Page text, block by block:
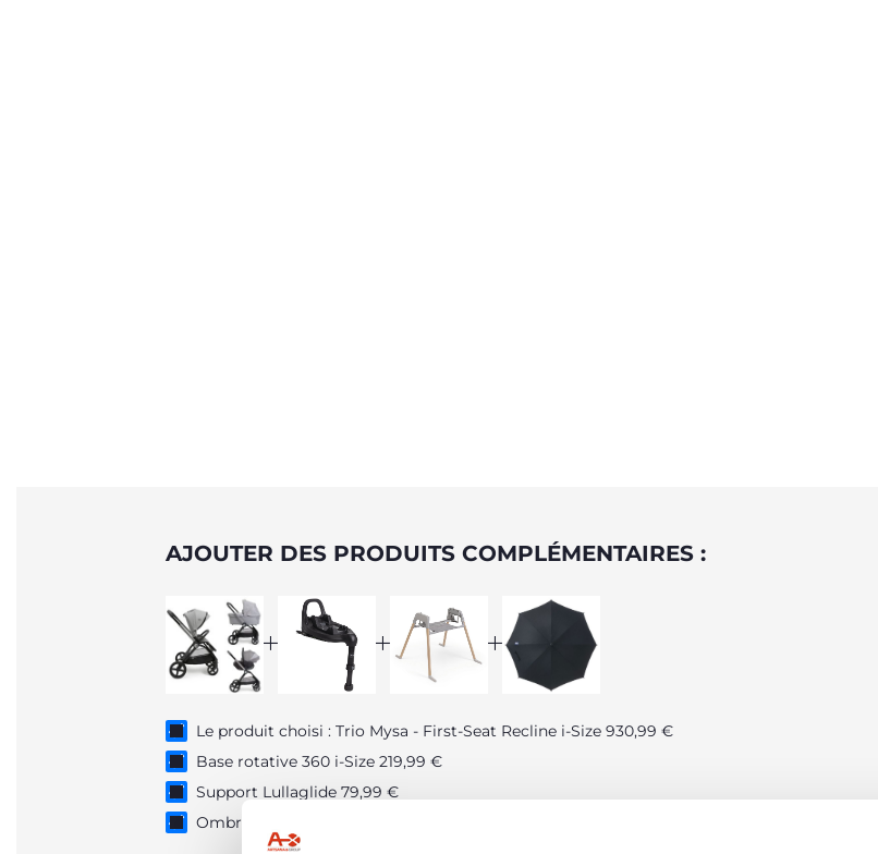
AJOUTER DES PRODUITS COMPLÉMENTAIRES :
Le produit choisi : Trio Mysa - First-Seat Recline i-Size 930,99 €
Base rotative 360 i-Size 219,99 €
Support Lullaglide 79,99 €
Ombrelle Universelle Poussette 29,99 €